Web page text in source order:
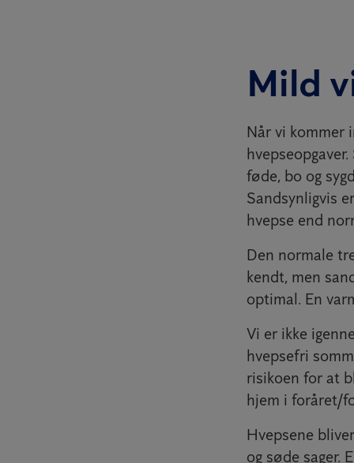
Mild
Når vi kommer
føde, bo og
Sandsynligvis
hvepse end
Den normale
kendt, men
optimal. En
Vi er ikke
hvepsefri
risikoen for at
hjem i foråret/
Hvepsene
og søde sager.